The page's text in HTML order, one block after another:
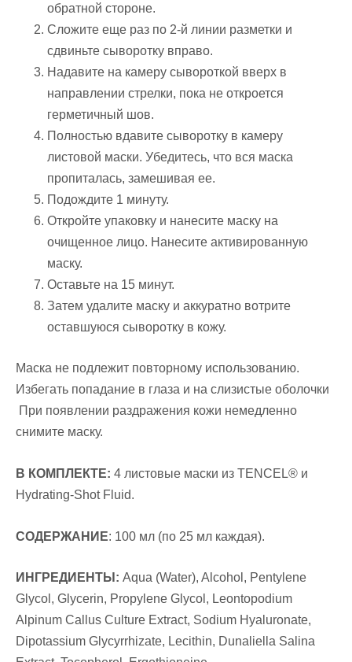
обратной стороне.
Сложите еще раз по 2-й линии разметки и
сдвиньте сыворотку вправо.
Надавите на камеру сывороткой вверх в
направлении стрелки, пока не откроется
герметичный шов.
Полностью вдавите сыворотку в камеру
листовой маски. Убедитесь, что вся маска
пропиталась, замешивая ее.
Подождите 1 минуту.
Откройте упаковку и нанесите маску на
очищенное лицо. Нанесите активированную
маску.
Оставьте на 15 минут.
Затем удалите маску и аккуратно вотрите
оставшуюся сыворотку в кожу.
Маска не подлежит повторному использованию.
Избегать попадание в глаза и на слизистые оболочки
При появлении раздражения кожи немедленно
снимите маску.
В КОМПЛЕКТЕ: 4 листовые маски из TENCEL® и
Hydrating-Shot Fluid.
СОДЕРЖАНИЕ: 100 мл (по 25 мл каждая).
ИНГРЕДИЕНТЫ: Aqua (Water), Alcohol, Pentylene
Glycol, Glycerin, Propylene Glycol, Leontopodium
Alpinum Callus Culture Extract, Sodium Hyaluronate,
Dipotassium Glycyrrhizate, Lecithin, Dunaliella Salina